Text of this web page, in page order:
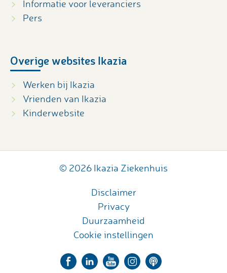
Informatie voor leveranciers
Pers
Overige websites Ikazia
Werken bij Ikazia
Vrienden van Ikazia
Kinderwebsite
© 2026 Ikazia Ziekenhuis
Disclaimer
Privacy
Duurzaamheid
Cookie instellingen